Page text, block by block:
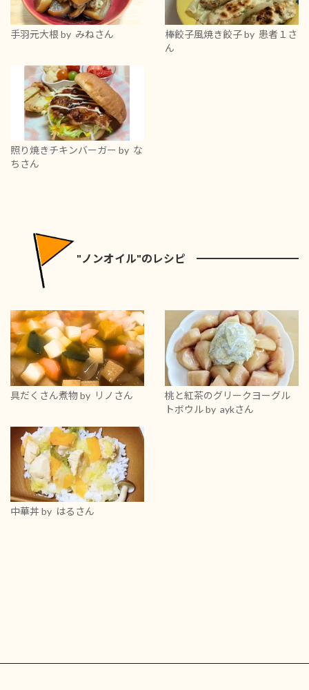
手羽元大根 by みねさん 棒餃子風焼き餃子by 患者１さ
ん
照り焼きチキンバーガー by な
ちさん
"ノンオイル"のレシピ
具だくさん煮物by リノさん
桃と紅茶のグリークヨーグル
トボウルby aykさん
中華丼 by はるさん